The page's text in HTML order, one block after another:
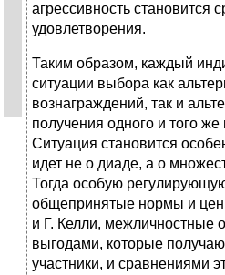
агрессивность становится
удовлетворения.
Таким образом, каждый
ситуации выбора как
вознаграждений, так и
получения одного и того
Ситуация становится
идет не о диаде, а о
Тогда особую
общепринятые нормы и
и Г. Келли, межличностные
выгодами, которые
участники, и сравнениями